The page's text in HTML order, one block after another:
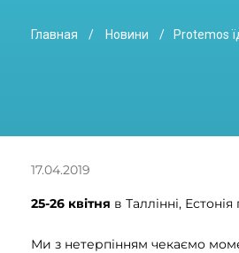
Главная Новини Protemos
17.04.2019
25-26 квітня в Таллінні,
Ми з нетерпінням чекаємо